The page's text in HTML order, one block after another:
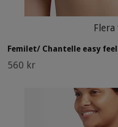
Flera
Femilet/ Chantelle easy feel
560 kr